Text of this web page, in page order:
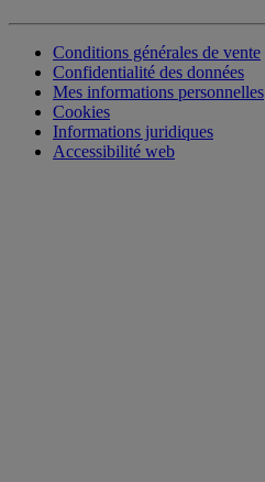
Conditions générales de vente
Confidentialité des données
Mes informations personnelles
Cookies
Informations juridiques
Accessibilité web